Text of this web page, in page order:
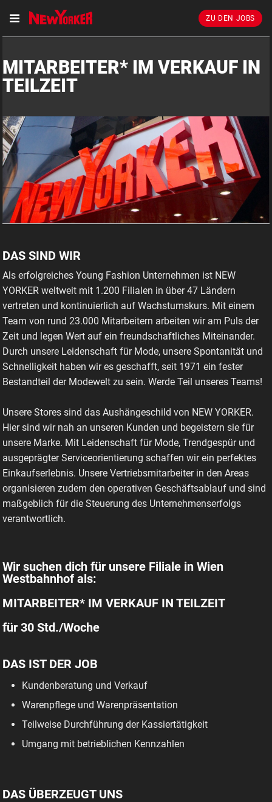
ZU DEN JOBS
MITARBEITER* IM VERKAUF IN
TEILZEIT
DAS SIND WIR
Als erfolgreiches Young Fashion Unternehmen ist NEW
YORKER weltweit mit 1.200 Filialen in über 47 Ländern
vertreten und kontinuierlich auf Wachstumskurs. Mit einem
Team von rund 23.000 Mitarbeitern arbeiten wir am Puls der
Zeit und legen Wert auf ein freundschaftliches Miteinander.
Durch unsere Leidenschaft für Mode, unsere Spontanität und
Schnelligkeit haben wir es geschafft, seit 1971 ein fester
Bestandteil der Modewelt zu sein. Werde Teil unseres Teams!
Unsere Stores sind das Aushängeschild von NEW YORKER.
Hier sind wir nah an unseren Kunden und begeistern sie für
unsere Marke. Mit Leidenschaft für Mode, Trendgespür und
ausgeprägter Serviceorientierung schaffen wir ein perfektes
Einkaufserlebnis. Unsere Vertriebsmitarbeiter in den Areas
organisieren zudem den operativen Geschäftsablauf und sind
maßgeblich für die Steuerung des Unternehmenserfolgs
verantwortlich.
Wir suchen dich für unsere Filiale in Wien
Westbahnhof als:
MITARBEITER* IM VERKAUF IN TEILZEIT
für 30 Std./Woche
DAS IST DER JOB
Kundenberatung und Verkauf
Warenpflege und Warenpräsentation
Teilweise Durchführung der Kassiertätigkeit
Umgang mit betrieblichen Kennzahlen
DAS ÜBERZEUGT UNS